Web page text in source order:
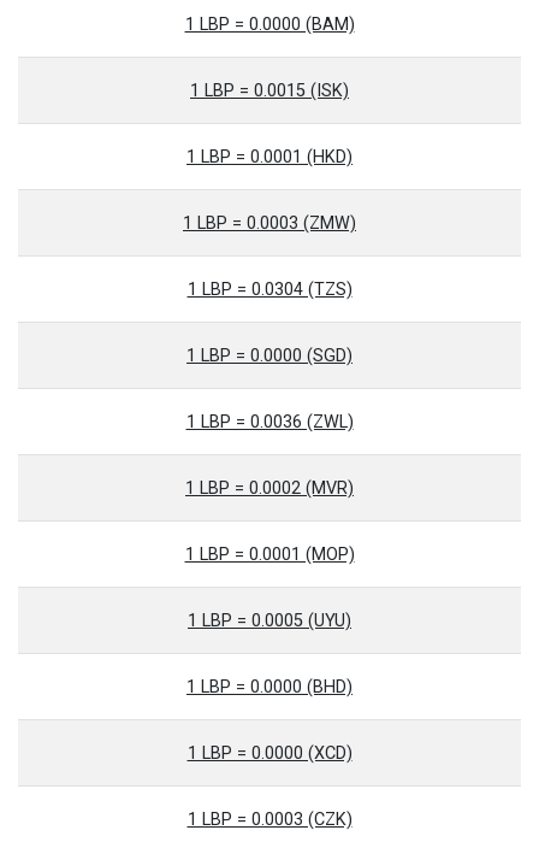
1 LBP = 0.0000 (BAM)
1 LBP = 0.0015 (ISK)
1 LBP = 0.0001 (HKD)
1 LBP = 0.0003 (ZMW)
1 LBP = 0.0304 (TZS)
1 LBP = 0.0000 (SGD)
1 LBP = 0.0036 (ZWL)
1 LBP = 0.0002 (MVR)
1 LBP = 0.0001 (MOP)
1 LBP = 0.0005 (UYU)
1 LBP = 0.0000 (BHD)
1 LBP = 0.0000 (XCD)
1 LBP = 0.0003 (CZK)